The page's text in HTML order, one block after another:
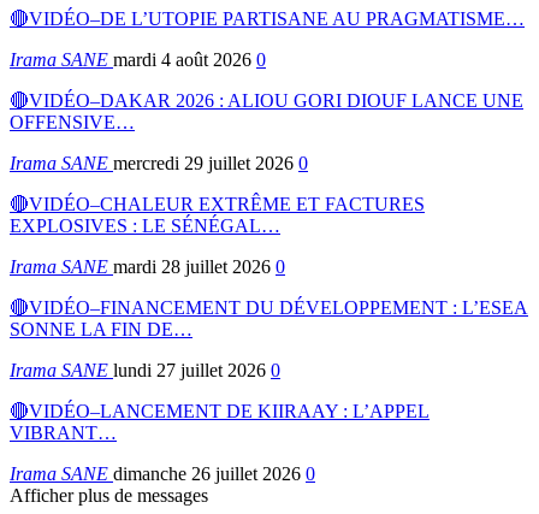
🔴VIDÉO–DE L’UTOPIE PARTISANE AU PRAGMATISME…
Irama SANE mardi 4 août 2026 0
🔴VIDÉO–DAKAR 2026 : ALIOU GORI DIOUF LANCE UNE
OFFENSIVE…
Irama SANE mercredi 29 juillet 2026 0
🔴VIDÉO–CHALEUR EXTRÊME ET FACTURES
EXPLOSIVES : LE SÉNÉGAL…
Irama SANE mardi 28 juillet 2026 0
🔴VIDÉO–FINANCEMENT DU DÉVELOPPEMENT : L’ESEA
SONNE LA FIN DE…
Irama SANE lundi 27 juillet 2026 0
🔴VIDÉO–LANCEMENT DE KIIRAAY : L’APPEL
VIBRANT…
Irama SANE dimanche 26 juillet 2026 0
Afficher plus de messages